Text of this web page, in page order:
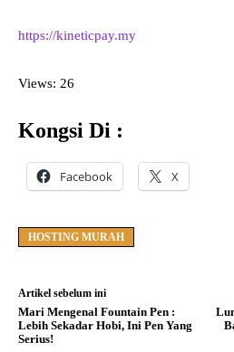
https://kineticpay.my
Views: 26
Kongsi Di :
Facebook X
HOSTING MURAH
Artikel sebelum ini
Mari Mengenal Fountain Pen :
Lebih Sekadar Hobi, Ini Pen Yang
Serius!